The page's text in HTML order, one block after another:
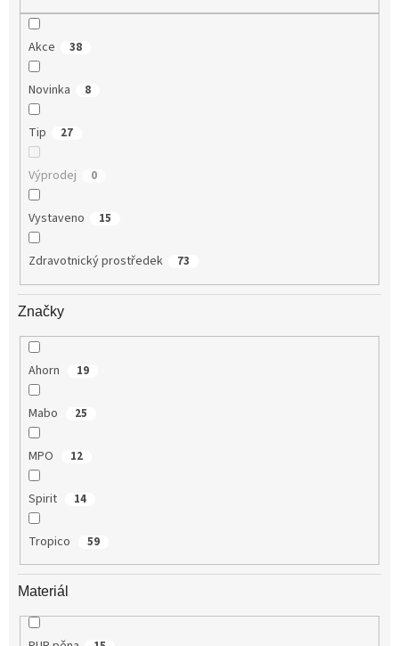
Akce 38
Novinka 8
Tip 27
Výprodej 0
Vystaveno 15
Zdravotnický prostředek 73
Značky
Ahorn 19
Mabo 25
MPO 12
Spirit 14
Tropico 59
Materiál